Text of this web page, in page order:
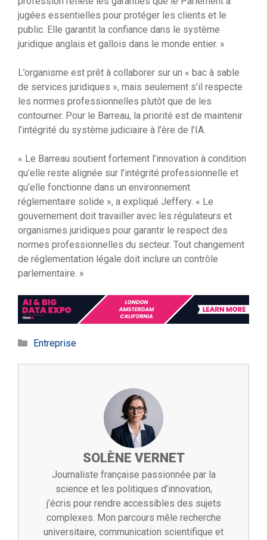
jugées essentielles pour protéger les clients et le
public. Elle garantit la confiance dans le système
juridique anglais et gallois dans le monde entier. »
L’organisme est prêt à collaborer sur un « bac à sable
de services juridiques », mais seulement s’il respecte
les normes professionnelles plutôt que de les
contourner. Pour le Barreau, la priorité est de maintenir
l’intégrité du système judiciaire à l’ère de l’IA.
« Le Barreau soutient fortement l’innovation à condition
qu’elle reste alignée sur l’intégrité professionnelle et
qu’elle fonctionne dans un environnement
réglementaire solide », a expliqué Jeffery. « Le
gouvernement doit travailler avec les régulateurs et
organismes juridiques pour garantir le respect des
normes professionnelles du secteur. Tout changement
de réglementation légale doit inclure un contrôle
parlementaire. »
Catégories
Entreprise
SOLÈNE VERNET
Journaliste française passionnée par la
science et les politiques d’innovation,
j’écris pour rendre accessibles des sujets
complexes. Mon parcours mêle recherche
universitaire, communication scientifique et